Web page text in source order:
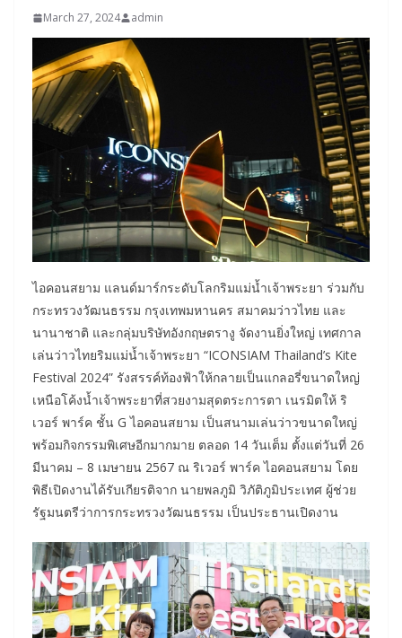
March 27, 2024 admin
ไอคอนสยาม แลนด์มาร์กระดับโลกริมแม่น้ำเจ้าพระยา ร่วมกับ
กระทรวงวัฒนธรรม กรุงเทพมหานคร สมาคมว่าวไทย และ
นานาชาติ และกลุ่มบริษัทอังกฤษตรางู จัดงานยิ่งใหญ่ เทศกาล
เล่นว่าวไทยริมแม่น้ำเจ้าพระยา “ICONSIAM Thailand’s Kite
Festival 2024” รังสรรค์ท้องฟ้าให้กลายเป็นแกลอรี่ขนาดใหญ่
เหนือโค้งน้ำเจ้าพระยาที่สวยงามสุดตระการตา เนรมิตให้ ริ
เวอร์ พาร์ค ชั้น G ไอคอนสยาม เป็นสนามเล่นว่าวขนาดใหญ่
พร้อมกิจกรรมพิเศษอีกมากมาย ตลอด 14 วันเต็ม ตั้งแต่วันที่ 26
มีนาคม – 8 เมษายน 2567 ณ ริเวอร์ พาร์ค ไอคอนสยาม โดย
พิธีเปิดงานได้รับเกียรติจาก นายพลภูมิ วิภัติภูมิประเทศ ผู้ช่วย
รัฐมนตรีว่าการกระทรวงวัฒนธรรม เป็นประธานเปิดงาน